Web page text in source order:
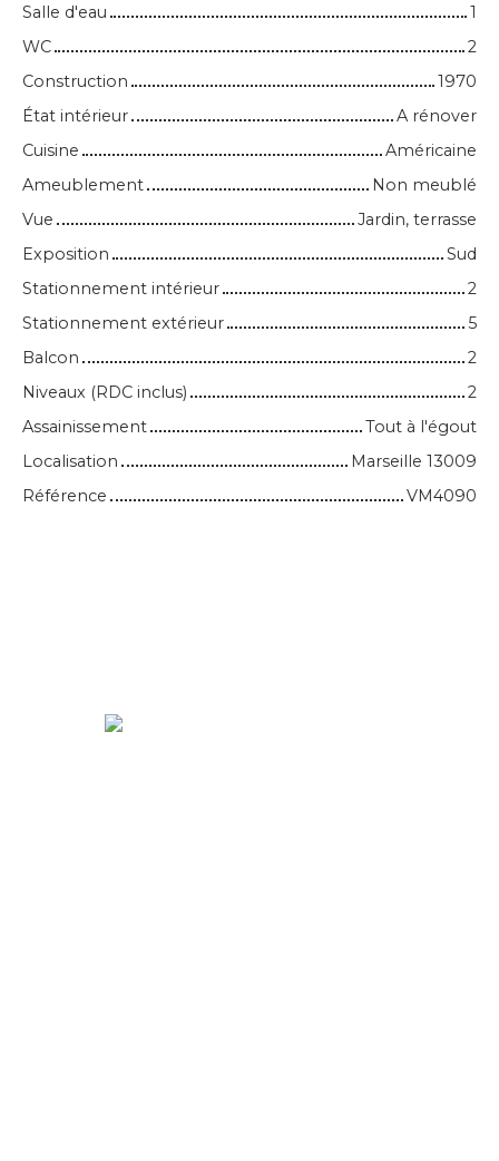
Salle d'eau
1
WC
2
Construction
1970
État intérieur
A rénover
Cuisine
Américaine
Ameublement
Non meublé
Vue
Jardin, terrasse
Exposition
Sud
Stationnement intérieur
2
Stationnement extérieur
5
Balcon
2
Niveaux (RDC inclus)
2
Assainissement
Tout à l'égout
Localisation
Marseille 13009
Référence
VM4090